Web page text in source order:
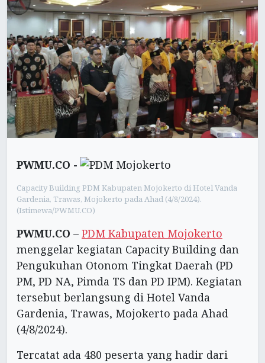
PWMU.CO -
Capacity Building PDM Kabupaten Mojokerto di Hotel Vanda
Gardenia, Trawas, Mojokerto pada Ahad (4/8/2024).
(Istimewa/PWMU.CO)
PWMU.CO – PDM Kabupaten Mojokerto
menggelar kegiatan Capacity Building dan
Pengukuhan Otonom Tingkat Daerah (PD
PM, PD NA, Pimda TS dan PD IPM). Kegiatan
tersebut berlangsung di Hotel Vanda
Gardenia, Trawas, Mojokerto pada Ahad
(4/8/2024).
Tercatat ada 480 peserta yang hadir dari